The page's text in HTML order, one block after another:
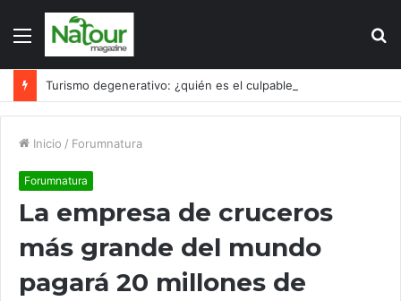
Menú
Inicio / Forumnatura
Forumnatura
La empresa de cruceros
más grande del mundo
pagará 20 millones de